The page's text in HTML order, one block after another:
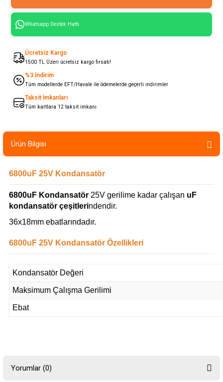
Whatsapp Destek Hattı
Ücretsiz Kargo
1500 TL Üzeri ücretsiz kargo fırsatı!
%3 İndirim
Tüm modellerde EFT/Havale ile ödemelerde geçerli indirimler
Taksit İmkanları
Tüm kartlara 12 taksit imkanı
Ürün Bilgisi
6800uF 25V Kondansatör
6800uF Kondansatör 25V gerilime kadar çalışan uF
kondansatör çeşitlerindendir.
36x18mm ebatlarındadır.
6800uF 25V Kondansatör Özellikleri
Kondansatör Değeri
Maksimum Çalışma Gerilimi
Ebat
Yorumlar (0)